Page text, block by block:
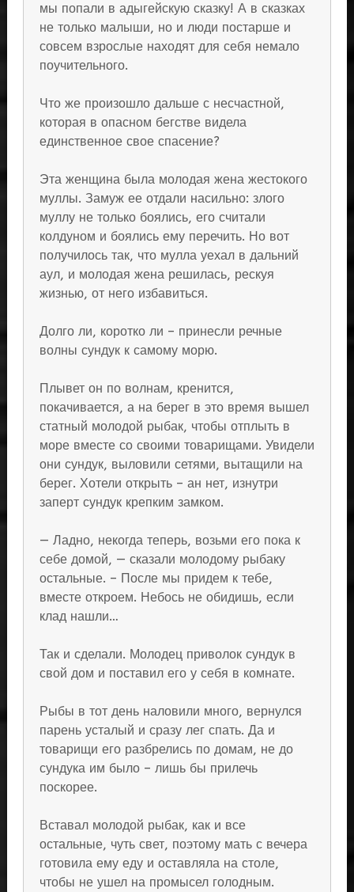
мы попали в адыгейскую сказку! А в сказках
не только малыши, но и люди постарше и
совсем взрослые находят для себя немало
поучительного.
Что же произошло дальше с несчастной,
которая в опасном бегстве видела
единственное свое спасение?
Эта женщина была молодая жена жестокого
муллы. Замуж ее отдали насильно: злого
муллу не только боялись, его считали
колдуном и боялись ему перечить. Но вот
получилось так, что мулла уехал в дальний
аул, и молодая жена решилась, рескуя
жизнью, от него избавиться.
Долго ли, коротко ли – принесли речные
волны сундук к самому морю.
Плывет он по волнам, кренится,
покачивается, а на берег в это время вышел
статный молодой рыбак, чтобы отплыть в
море вместе со своими товарищами. Увидели
они сундук, выловили сетями, вытащили на
берег. Хотели открыть – ан нет, изнутри
заперт сундук крепким замком.
— Ладно, некогда теперь, возьми его пока к
себе домой, — сказали молодому рыбаку
остальные. – После мы придем к тебе,
вместе откроем. Небось не обидишь, если
клад нашли…
Так и сделали. Молодец приволок сундук в
свой дом и поставил его у себя в комнате.
Рыбы в тот день наловили много, вернулся
парень усталый и сразу лег спать. Да и
товарищи его разбрелись по домам, не до
сундука им было – лишь бы прилечь
поскорее.
Вставал молодой рыбак, как и все
остальные, чуть свет, поэтому мать с вечера
готовила ему еду и оставляла на столе,
чтобы не ушел на промысел голодным.